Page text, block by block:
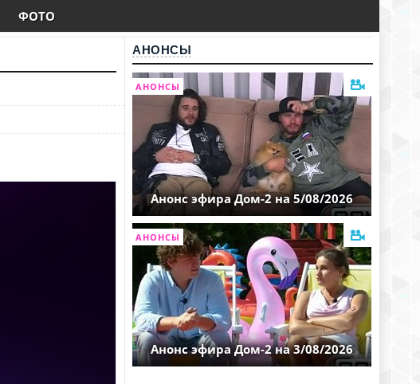
ФОТО
АНОНСЫ
АНОНСЫ
Анонс эфира Дом-2 на 5/08/2026
АНОНСЫ
Анонс эфира Дом-2 на 3/08/2026